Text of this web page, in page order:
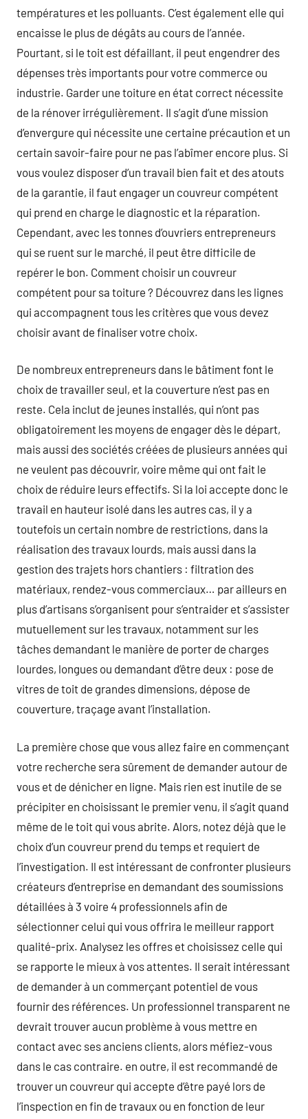
températures et les polluants. C’est également elle qui
encaisse le plus de dégâts au cours de l’année.
Pourtant, si le toit est défaillant, il peut engendrer des
dépenses très importants pour votre commerce ou
industrie. Garder une toiture en état correct nécessite
de la rénover irrégulièrement. Il s’agit d’une mission
d’envergure qui nécessite une certaine précaution et un
certain savoir-faire pour ne pas l’abîmer encore plus. Si
vous voulez disposer d’un travail bien fait et des atouts
de la garantie, il faut engager un couvreur compétent
qui prend en charge le diagnostic et la réparation.
Cependant, avec les tonnes d’ouvriers entrepreneurs
qui se ruent sur le marché, il peut être difficile de
repérer le bon. Comment choisir un couvreur
compétent pour sa toiture ? Découvrez dans les lignes
qui accompagnent tous les critères que vous devez
choisir avant de finaliser votre choix.
De nombreux entrepreneurs dans le bâtiment font le
choix de travailler seul, et la couverture n’est pas en
reste. Cela inclut de jeunes installés, qui n’ont pas
obligatoirement les moyens de engager dès le départ,
mais aussi des sociétés créées de plusieurs années qui
ne veulent pas découvrir, voire même qui ont fait le
choix de réduire leurs effectifs. Si la loi accepte donc le
travail en hauteur isolé dans les autres cas, il y a
toutefois un certain nombre de restrictions, dans la
réalisation des travaux lourds, mais aussi dans la
gestion des trajets hors chantiers : filtration des
matériaux, rendez-vous commerciaux… par ailleurs en
plus d’artisans s’organisent pour s’entraider et s’assister
mutuellement sur les travaux, notamment sur les
tâches demandant le manière de porter de charges
lourdes, longues ou demandant d’être deux : pose de
vitres de toit de grandes dimensions, dépose de
couverture, traçage avant l’installation.
La première chose que vous allez faire en commençant
votre recherche sera sûrement de demander autour de
vous et de dénicher en ligne. Mais rien est inutile de se
précipiter en choisissant le premier venu, il s’agit quand
même de le toit qui vous abrite. Alors, notez déjà que le
choix d’un couvreur prend du temps et requiert de
l’investigation. Il est intéressant de confronter plusieurs
créateurs d’entreprise en demandant des soumissions
détaillées à 3 voire 4 professionnels afin de
sélectionner celui qui vous offrira le meilleur rapport
qualité-prix. Analysez les offres et choisissez celle qui
se rapporte le mieux à vos attentes. Il serait intéressant
de demander à un commerçant potentiel de vous
fournir des références. Un professionnel transparent ne
devrait trouver aucun problème à vous mettre en
contact avec ses anciens clients, alors méfiez-vous
dans le cas contraire. en outre, il est recommandé de
trouver un couvreur qui accepte d’être payé lors de
l’inspection en fin de travaux ou en fonction de leur